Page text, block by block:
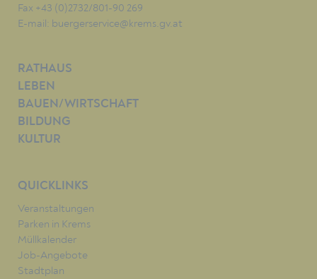
Fax +43 (0)2732/801-90 269
E-mail: buergerservice@krems.gv.at
RATHAUS
LEBEN
BAUEN/WIRTSCHAFT
BILDUNG
KULTUR
QUICKLINKS
Veranstaltungen
Parken in Krems
Müllkalender
Job-Angebote
Stadtplan